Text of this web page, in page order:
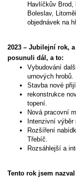
Havlíčkův
Boleslav,
objednávek na
2023 – Jubilejní rok,
posunuli dál, a to:
Vybudování
urnových hrobů.
Stavba nové
rekonstrukce
topení.
Nová pracovní
Intenzivní
Rozšíření
Třebíč.
Rozsáhlejší a
Tento rok jsem